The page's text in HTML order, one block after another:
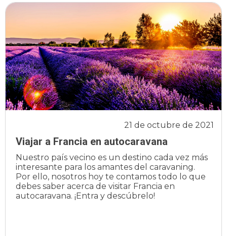
Viajar a Francia en autocaravana
21 de octubre de 2021
Nuestro país vecino es un destino cada vez más
interesante para los amantes del caravaning.
Por ello, nosotros hoy te contamos todo lo que
debes saber acerca de visitar Francia en
autocaravana. ¡Entra y descúbrelo!